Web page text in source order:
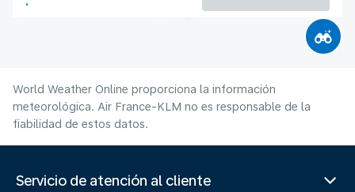
World Weather Online proporciona la información
meteorológica. Air France-KLM no es responsable de la
fiabilidad de estos datos.
Servicio de atención al cliente